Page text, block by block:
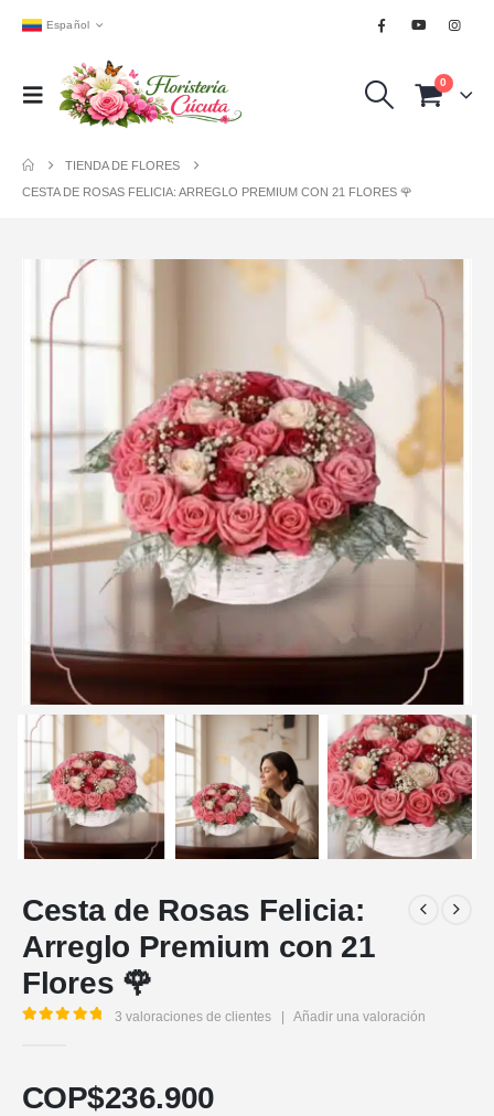
Español
0
TIENDA DE FLORES
CESTA DE ROSAS FELICIA: ARREGLO PREMIUM CON 21 FLORES 🌹
Cesta de Rosas Felicia:
Arreglo Premium con 21
Flores 🌹
3 valoraciones de clientes | Añadir una valoración
COP$236.900